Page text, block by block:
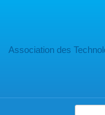
Association des